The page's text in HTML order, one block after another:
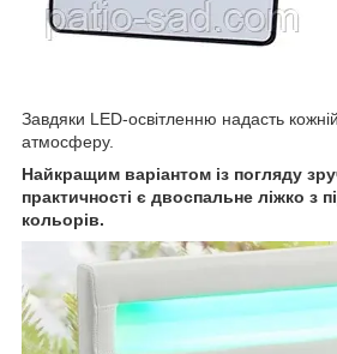
Завдяки LED-освітленню надасть кожній
атмосферу.
Найкращим варіантом із погляду
практичності є двоспальне ліжко з
кольорів.